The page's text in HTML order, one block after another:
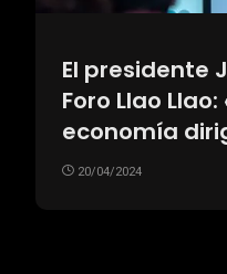
El presidente
Foro Llao
economía
20/04/2024